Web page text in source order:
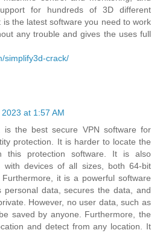
for hundreds of 3D different
is the latest software you need to work
any trouble and gives the uses full
simplify3d-crack/
at 1:57 AM
is the best secure VPN software for
protection. It is harder to locate the
this protection software. It is also
with devices of all sizes, both 64-bit
it is a powerful software
personal data, secures the data, and
However, no user data, such as
saved by anyone. Furthermore, the
and detect from any location. It